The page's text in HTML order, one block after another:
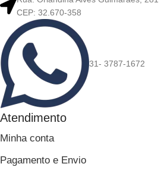
CEP: 32.670-358
31- 3787-1672
Atendimento
Minha conta
Pagamento e Envio